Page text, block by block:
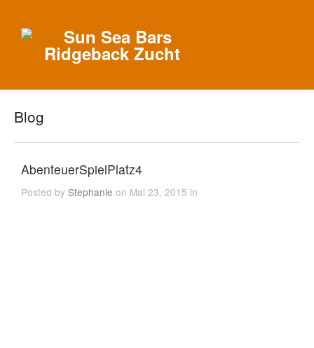
Blog
AbenteuerSpielPlatz4
Posted byStephanie on Mai 23, 2015 in